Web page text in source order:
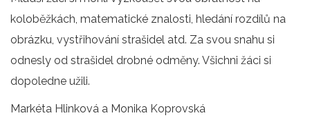
koloběžkách, matematické znalosti, hledání rozdílů na
obrázku, vystřihování strašidel atd. Za svou snahu si
odnesly od strašidel drobné odměny. Všichni žáci si
dopoledne užili.
Markéta Hlinková a Monika Koprovská